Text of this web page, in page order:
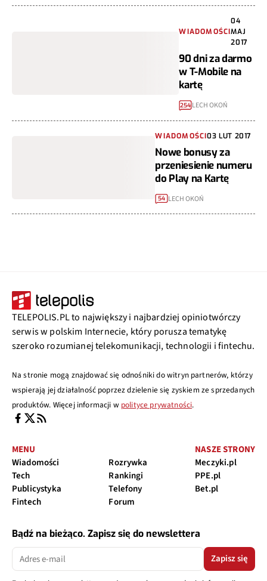
WIADOMOŚCI
04
MAJ
2017
90 dni za darmo
w T-Mobile na
kartę
254 LECH OKOŃ
WIADOMOŚCI03 LUT 2017
Nowe bonusy za
przeniesienie numeru
do Play na Kartę
54 LECH OKOŃ
TELEPOLIS.PL to największy i najbardziej opiniotwórczy
serwis w polskim Internecie, który porusza tematykę
szeroko rozumianej telekomunikacji, technologii i fintechu.
Na stronie mogą znajdować się odnośniki do witryn partnerów, którzy
wspierają jej działalność poprzez dzielenie się zyskiem ze sprzedanych
produktów. Więcej informacji w polityce prywatności.
MENU
Wiadomości
Tech
Publicystyka
Fintech
Rozrywka
Rankingi
Telefony
Forum
NASZE STRONY
Meczyki.pl
PPE.pl
Bet.pl
Bądź na bieżąco. Zapisz się do newslettera
Zapisz się